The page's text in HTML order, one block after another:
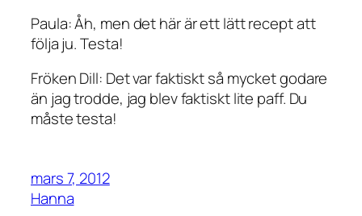
Paula: Åh, men det här är ett lätt recept att
följa ju. Testa!
Fröken Dill: Det var faktiskt så mycket godare
än jag trodde, jag blev faktiskt lite paff. Du
måste testa!
mars 7, 2012
Hanna